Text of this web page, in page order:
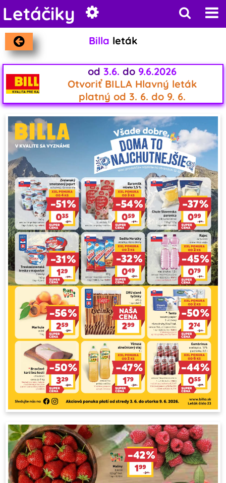
Letáčiky
Billa leták
od 3.6. do 9.6.2026
Otvoriť BILLA Hlavný leták
platný od 3. 6. do 9. 6.